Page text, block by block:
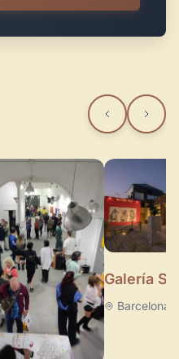
Galería
Barcelona